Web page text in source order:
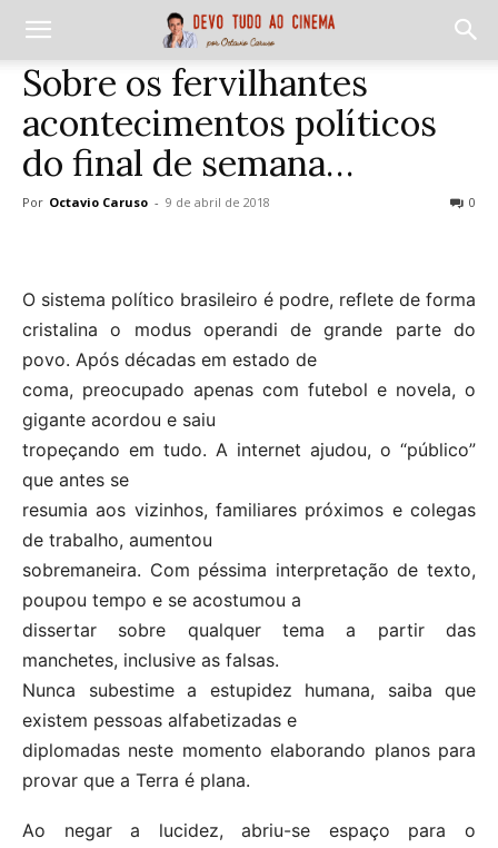
Sobre os fervilhantes
acontecimentos políticos
do final de semana…
Por Octavio Caruso - 9 de abril de 2018 0
O sistema político brasileiro é podre, reflete de forma
cristalina o modus operandi de grande parte do
povo. Após décadas em estado de
coma, preocupado apenas com futebol e novela, o
gigante acordou e saiu
tropeçando em tudo. A internet ajudou, o “público”
que antes se
resumia aos vizinhos, familiares próximos e colegas
de trabalho, aumentou
sobremaneira. Com péssima interpretação de texto,
poupou tempo e se acostumou a
dissertar sobre qualquer tema a partir das
manchetes, inclusive as falsas.
Nunca subestime a estupidez humana, saiba que
existem pessoas alfabetizadas e
diplomadas neste momento elaborando planos para
provar que a Terra é plana.
Ao negar a lucidez, abriu-se espaço para o